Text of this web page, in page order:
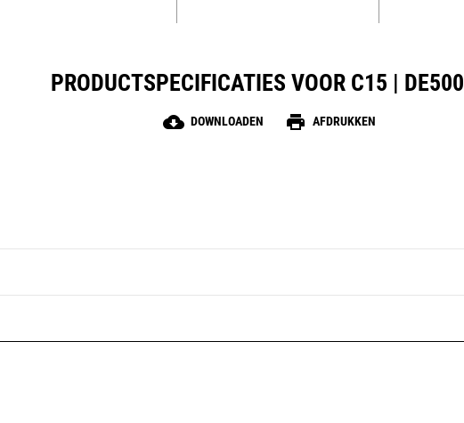
PRODUCTSPECIFICATIES VOOR C15 |
cloud_download DOWNLOADEN print AFDRUKKEN